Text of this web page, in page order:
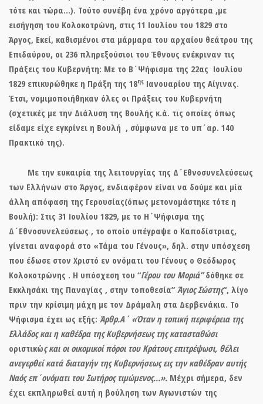
τότε και τώρα…). Τούτο συνέβη ένα χρόνο αργότερα ,με
εισήγηση του Κολοκοτρώνη, στις 11 Ιουλίου του 1829 στο
Άργος, Εκεί, καθισμένοι στα μάρμαρα του αρχαίου θεάτρου της
Επιδαύρου, οι 236 πληρεξούσιοι του Έθνους ενέκριναν τις
Πράξεις του Κυβερνήτη: Με το Β΄Ψήφισμα της 22ας Ιουλίου
1829 επικυρώθηκε η Πράξη της 18ης Ιανουαρίου της Αίγινας.
Έτσι, νομιμοποιήθηκαν όλες οι Πράξεις του Κυβερνήτη
(σχετικές με την Διάλυση της Βουλής κ.ά. τις οποίες όπως
είδαμε είχε εγκρίνει η Βουλή , σύμφωνα με το υπ΄αρ. 140
Πρακτικό της).
Με την ευκαιρία της λειτουργίας της Δ΄Εθνοσυνελεύσεως
των Ελλήνων στο Άργος, ενδιαφέρον είναι να δούμε και μία
άλλη απόφαση της Γερουσίας(όπως μετονομάστηκε τότε η
Βουλή): Στις 31 Ιουλίου 1829, με το Η΄Ψήφισμα της
Δ΄Εθνοσυνελεύσεως , το οποίο υπέγραψε ο Καποδίστριας,
γίνεται αναφορά στο «Τάμα του Γένους», δηλ. στην υπόσχεση
που έδωσε στον Χριστό εν ονόματι του Γένους ο Θεόδωρος
Κολοκοτρώνης . Η υπόσχεση του “Γέρου του Μοριά”δόθηκε σε
Εκκλησάκι της Παναγίας , στην τοποθεσία” Άγιος Σώστης“, λίγο
πριν την κρίσιμη μάχη με τον Δράμαλη στα Δερβενάκια. Το
Ψήφισμα έχει ως εξής: Άρθρ.Α΄ «Όταν η τοπική περιφέρεια της
Ελλάδος και η καθέδρα της Κυβερνήσεωςτης κατασταθώσι
οριστικώςκαι οι οικομικοί πόροι του Κράτους επιτρέψωσι, θέλει
ανεγερθείκατά διαταγήν της Κυβερνήσεωςεις την καθέδραν αυτής
Ναός επ΄ονόματι του Σωτήρος τιμώμενος…». Μέχρι σήμερα, δεν
έχει εκπληρωθεί αυτή η βούληση των Αγωνιστών της